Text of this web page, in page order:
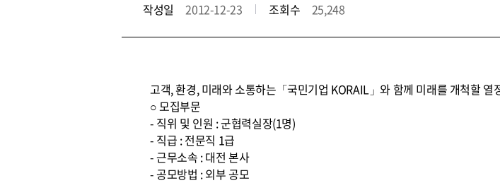
작성일 2012-12-23 조회수 25,248
고객, 환경, 미래와 소통하는「국민기업 KORAIL」와 함께 미래를 개척할
○ 모집부문
- 직위 및 인원 : 군협력실장(1명)
- 직급 : 전문직 1급
- 근무소속 : 대전 본사
- 공모방법 : 외부 공모